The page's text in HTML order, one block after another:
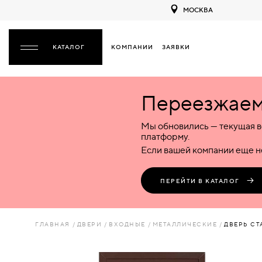
МОСКВА
КОМПАНИИ ЗАЯВКИ
НАЗАД
ПЛАСТИКОВЫЕ
КОМБИНИРОВАННЫЕ
Межкомнатные
Деревянные
Пластиковые
Комбинированные
Входные
Металлические
Пластиковые
Стеклянные
Комбинированные
Специализированные
Металлические
Пластиковые
Стеклянные
Комбинированные
Мы обновились — текущая
платформу.
Если вашей компании еще
ПЕРЕЙТИ В КАТАЛОГ
ГЛАВНАЯ ДВЕРИ ВХОДНЫЕ МЕТАЛЛИЧЕСКИЕ ДВЕРЬ